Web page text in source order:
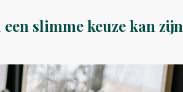
slimme keuze kan zijn